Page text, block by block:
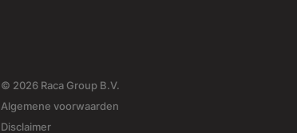
© 2026 Raca Group B.V.
Algemene voorwaarden
Disclaimer